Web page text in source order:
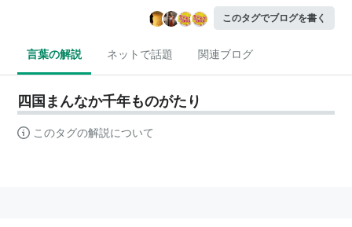
このタグでブログを書く
言葉の解説 ネットで話題 関連ブログ
四国まんなか千年ものがたり
このタグの解説について